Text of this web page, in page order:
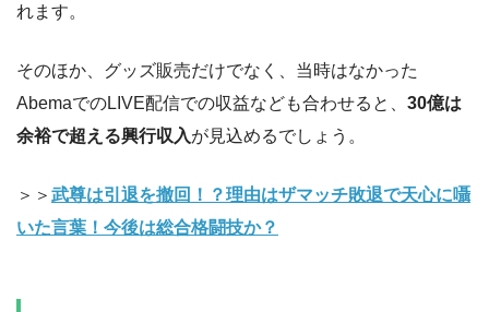
れます。
そのほか、グッズ販売だけでなく、当時はなかった
AbemaでのLIVE配信での収益なども合わせると、 30億は
余裕で超える興行収入が見込めるでしょう。
＞＞ 武尊は引退を撤回！？理由はザマッチ敗退で天心に囁
いた言葉！今後は総合格闘技か？